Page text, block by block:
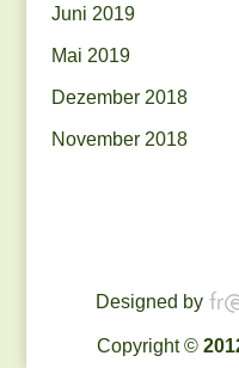
Juni 2019
Mai 2019
Dezember 2018
November 2018
Designed by
Copyright ©